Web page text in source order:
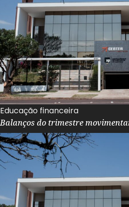
Educação financeira
Balanços do trimestre